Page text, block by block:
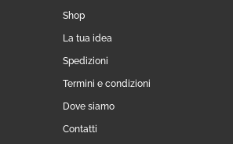
Shop
La tua idea
Spedizioni
Termini e condizioni
Dove siamo
Contatti